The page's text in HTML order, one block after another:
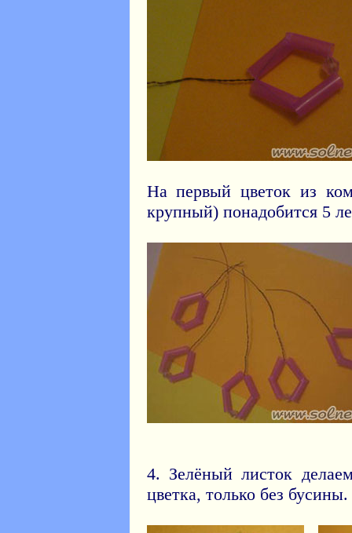
На первый цветок из
крупный) понадобится 5
4. Зелёный листок
цветка, только без бусины.